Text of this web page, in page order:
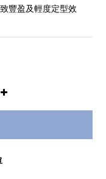
豐盈及輕度定型效